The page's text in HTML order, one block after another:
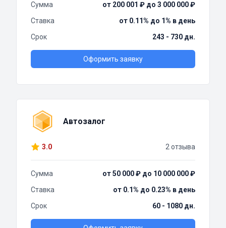
Сумма
от 200 001 ₽ до 3 000 000 ₽
Ставка
от 0.11% до 1% в день
Срок
243 - 730 дн.
Оформить заявку
Автозалог
3.0 2 отзыва
Сумма
от 50 000 ₽ до 10 000 000 ₽
Ставка
от 0.1% до 0.23% в день
Срок
60 - 1080 дн.